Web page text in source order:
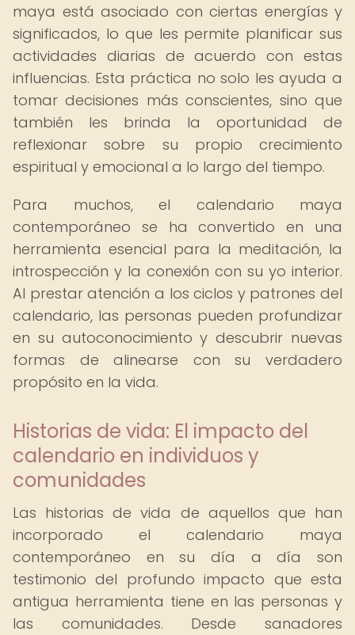
maya está asociado con ciertas energías y
significados, lo que les permite planificar sus
actividades diarias de acuerdo con estas
influencias. Esta práctica no solo les ayuda a
tomar decisiones más conscientes, sino que
también les brinda la oportunidad de
reflexionar sobre su propio crecimiento
espiritual y emocional a lo largo del tiempo.
Para muchos, el calendario maya
contemporáneo se ha convertido en una
herramienta esencial para la meditación, la
introspección y la conexión con su yo interior.
Al prestar atención a los ciclos y patrones del
calendario, las personas pueden profundizar
en su autoconocimiento y descubrir nuevas
formas de alinearse con su verdadero
propósito en la vida.
Historias de vida: El impacto del
calendario en individuos y
comunidades
Las historias de vida de aquellos que han
incorporado el calendario maya
contemporáneo en su día a día son
testimonio del profundo impacto que esta
antigua herramienta tiene en las personas y
las comunidades. Desde sanadores